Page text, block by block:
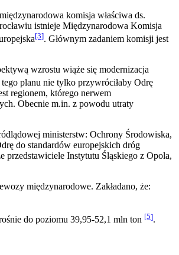
komisja właściwa ds.
istnieje Międzynarodowa Komisja
[3]. Głównym zadaniem komisji jest
wzrostu wiąże się modernizacja
tego planu nie tylko przywróciłaby Odrę
regionem, którego nerwem
Obecnie m.in. z powodu utraty
ministerstw: Ochrony Środowiska,
do standardów europejskich dróg
przedstawiciele Instytutu Śląskiego z Opola,
międzynarodowe. Zakładano, że:
do poziomu 39,95-52,1 mln ton [5].